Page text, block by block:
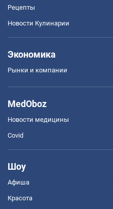
Рецепты
Новости Кулинарии
Экономика
Рынки и компании
MedOboz
Новости медицины
Covid
Шоу
Афиша
Красота